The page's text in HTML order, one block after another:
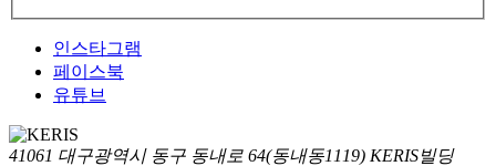
인스타그램
페이스북
유튜브
41061 대구광역시 동구 동내로 64(동내동1119) KERIS빌딩